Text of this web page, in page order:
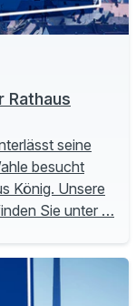
Rathaus
seine
besucht
König. Unsere
Sie unter …